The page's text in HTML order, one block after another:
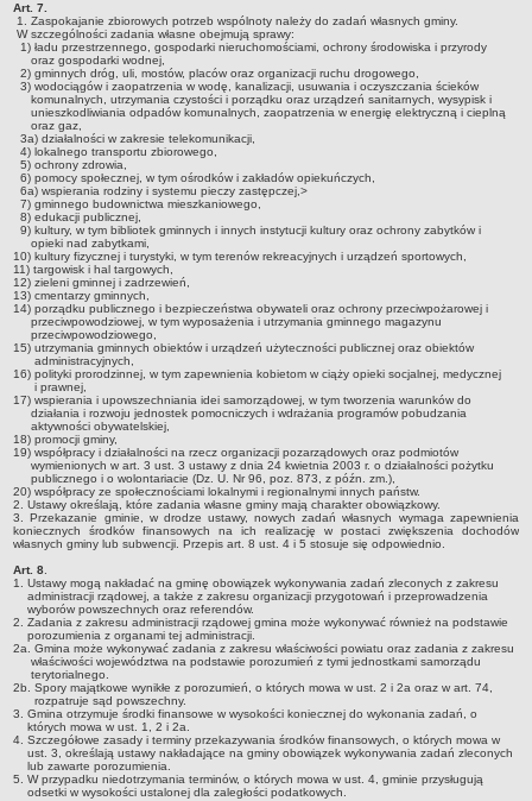
Mieszkania socjalne
Gminna Komisja Rozwiązywania Problemów Alkoholowych
Raport o stanie Gminy
Rejestr instytucji kultury
Regulamin akcji konkursowej typu krzyżówka
URZĄD GMINY
Wójt
Zastępca Wójta
Urząd gminy
Zadania publiczne
Stan zatrudnienia
Ochrona danych osobowych
Klauzule informacyjne
RADA GMINY
Transmisja z obrad
Posiedzenia
Imienny wykaz głosowań radnych
Skład Rady
Uchwały
Uchwały archiwum
Protokoły
Deklaracje
Teksty jednolite
Ogłoszenia
Oświadczenia
Art. 7.
1. Zaspokajanie zbiorowych potrzeb wspólnoty należy do zadań własnych gminy.
W szczególności zadania własne obejmują sprawy:
1) ładu przestrzennego, gospodarki nieruchomościami, ochrony środowiska i przyrody
oraz gospodarki wodnej,
2) gminnych dróg, uli, mostów, placów oraz organizacji ruchu drogowego,
3) wodociągów i zaopatrzenia w wodę, kanalizacji, usuwania i oczyszczania ścieków
komunalnych, utrzymania czystości i porządku oraz urządzeń sanitarnych, wysypisk i
unieszkodliwiania odpadów komunalnych, zaopatrzenia w energię elektryczną i cieplną
oraz gaz,
3a) działalności w zakresie telekomunikacji,
4) lokalnego transportu zbiorowego,
5) ochrony zdrowia,
6) pomocy społecznej, w tym ośrodków i zakładów opiekuńczych,
6a) wspierania rodziny i systemu pieczy zastępczej,>
7) gminnego budownictwa mieszkaniowego,
8) edukacji publicznej,
9) kultury, w tym bibliotek gminnych i innych instytucji kultury oraz ochrony zabytków i
opieki nad zabytkami,
10) kultury fizycznej i turystyki, w tym terenów rekreacyjnych i urządzeń sportowych,
11) targowisk i hal targowych,
12) zieleni gminnej i zadrzewień,
13) cmentarzy gminnych,
14) porządku publicznego i bezpieczeństwa obywateli oraz ochrony przeciwpożarowej i
przeciwpowodziowej, w tym wyposażenia i utrzymania gminnego magazynu
przeciwpowodziowego,
15) utrzymania gminnych obiektów i urządzeń użyteczności publicznej oraz obiektów
administracyjnych,
16) polityki prorodzinnej, w tym zapewnienia kobietom w ciąży opieki socjalnej, medycznej
i prawnej,
17) wspierania i upowszechniania idei samorządowej, w tym tworzenia warunków do
działania i rozwoju jednostek pomocniczych i wdrażania programów pobudzania
aktywności obywatelskiej,
18) promocji gminy,
19) współpracy i działalności na rzecz organizacji pozarządowych oraz podmiotów
wymienionych w art. 3 ust. 3 ustawy z dnia 24 kwietnia 2003 r. o działalności pożytku
publicznego i o wolontariacie (Dz. U. Nr 96, poz. 873, z późn. zm.),
20) współpracy ze społecznościami lokalnymi i regionalnymi innych państw.
2. Ustawy określają, które zadania własne gminy mają charakter obowiązkowy.
3. Przekazanie gminie, w drodze ustawy, nowych zadań własnych wymaga zapewnienia
koniecznych środków finansowych na ich realizację w postaci zwiększenia dochodów
własnych gminy lub subwencji. Przepis art. 8 ust. 4 i 5 stosuje się odpowiednio.
Art. 8
1. Ustawy mogą nakładać na gminę obowiązek wykonywania zadań zleconych z zakresu
administracji rządowej, a także z zakresu organizacji przygotowań i przeprowadzenia
wyborów powszechnych oraz referendów.
2. Zadania z zakresu administracji rządowej gmina może wykonywać również na podstawie
porozumienia z organami tej administracji.
2a. Gmina może wykonywać zadania z zakresu właściwości powiatu oraz zadania z zakresu
właściwości województwa na podstawie porozumień z tymi jednostkami samorządu
terytorialnego.
2b. Spory majątkowe wynikłe z porozumień, o których mowa w ust. 2 i 2a oraz w art. 74,
rozpatruje sąd powszechny.
3. Gmina otrzymuje środki finansowe w wysokości koniecznej do wykonania zadań, o
których mowa w ust. 1, 2 i 2a.
4. Szczegółowe zasady i terminy przekazywania środków finansowych, o których mowa w
ust. 3, określają ustawy nakładające na gminy obowiązek wykonywania zadań zleconych
lub zawarte porozumienia.
5. W przypadku niedotrzymania terminów, o których mowa w ust. 4, gminie przysługują
odsetki w wysokości ustalonej dla zaległości podatkowych.